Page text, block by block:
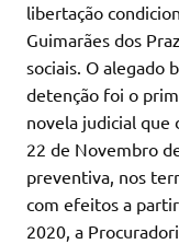
libertação
Guimarães dos
sociais. O alegado
detenção foi o
novela judicial que
22 de Novembro
preventiva, nos
com efeitos a
2020, a